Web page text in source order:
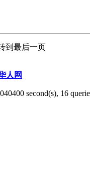
到最后一页
人网
second(s), 16